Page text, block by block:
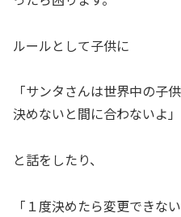
ルールとして子供に
「サンタさんは世界中の子
決めないと間に合わないよ」
と話をしたり、
「１度決めたら変更できない